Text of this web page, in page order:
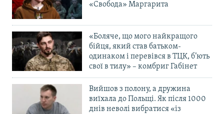
«Свобода» Маргарита
«Боляче, що мого найкращого
бійця, який став батьком-
одинаком і перевівся в ТЦК, б’ють
свої в тилу» – комбриг Габінет
Вийшов з полону, а дружина
виїхала до Польщі. Як після 1000
днів неволі вибратися «із